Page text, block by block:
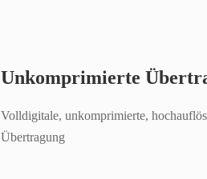
Unkomprimierte
Volldigitale, unkomprimierte,
Übertragung